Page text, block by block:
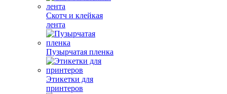
Скотч и клейкая
лента
Пузырчатая пленка
Этикетки для
принтеров